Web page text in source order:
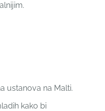
ustanova na Malti.
kako bi